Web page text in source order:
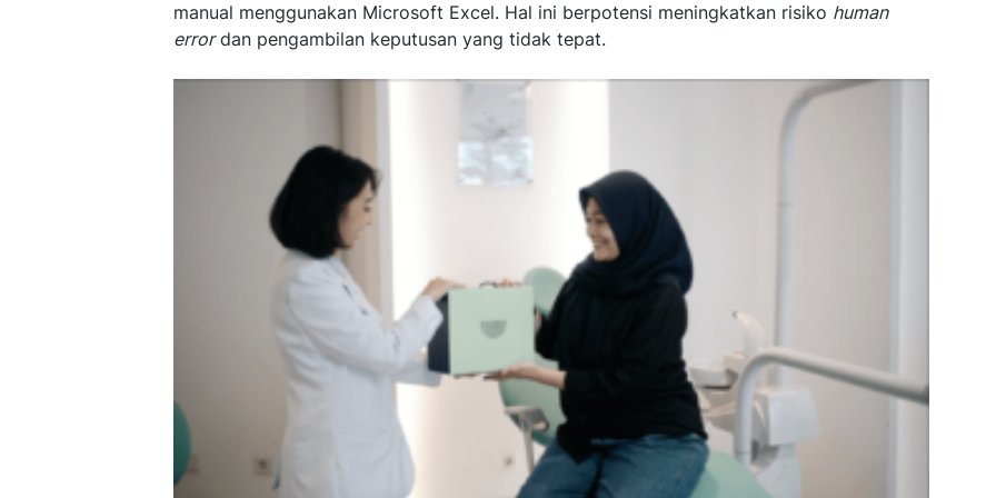
manual menggunakan Microsoft Excel. Hal ini berpotensi meningkatkan risiko human
errordan pengambilan keputusan yang tidak tepat.